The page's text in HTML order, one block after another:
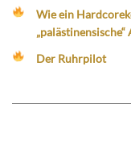
Wie ein
Der Ruhrpilot